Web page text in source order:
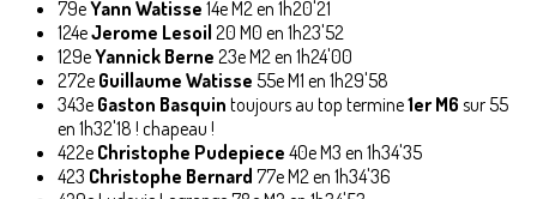
79eYann Watisse 14e M2 en 1h20'21
124eJerome Lesoil 20 M0 en 1h23'52
129eYannick Berne 23e M2 en 1h24'00
272e Guillaume Watisse 55e M1 en 1h29'58
343e Gaston Basquin toujours au top termine1er M6 sur 55
en 1h32'18 ! chapeau !
422e Christophe Pudepiece 40e M3 en 1h34'35
423 Christophe Bernard 77e M2 en 1h34'36